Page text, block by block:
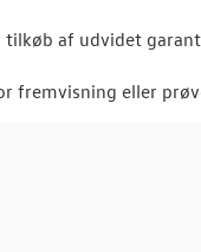
af udvidet
fremvisning eller